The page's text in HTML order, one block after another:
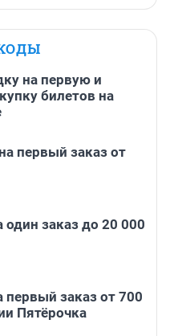
на первую и
билетов на
первый заказ от
один заказ до 20 000
первый заказ от 700
Пятёрочка